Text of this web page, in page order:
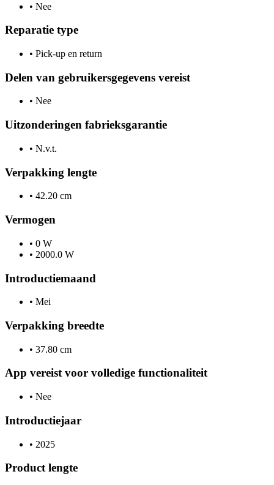
• Nee
Reparatie type
• Pick-up en return
Delen van gebruikersgegevens vereist
• Nee
Uitzonderingen fabrieksgarantie
• N.v.t.
Verpakking lengte
• 42.20 cm
Vermogen
• 0 W
• 2000.0 W
Introductiemaand
• Mei
Verpakking breedte
• 37.80 cm
App vereist voor volledige functionaliteit
• Nee
Introductiejaar
• 2025
Product lengte